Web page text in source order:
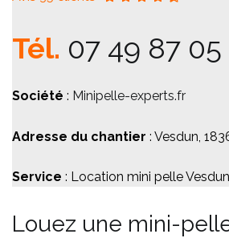
Tél. 07 49 87 05
Société : Minipelle-experts.fr
Adresse du chantier : Vesdun,
Service : Location mini pelle Vesdun
Louez une mini-